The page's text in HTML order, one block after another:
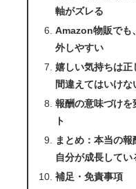
軸がズレる
Amazon物販でも
外しやすい
嬉しい気持ちは正
間違えてはいけな
報酬の意味づけを
ト
まとめ：本当の報
自分が成長してい
補足・免責事項